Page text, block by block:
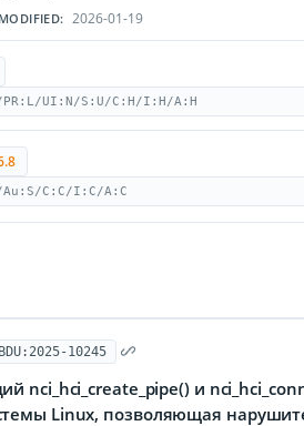
MODIFIED: 2026-01-19
PR:L/UI:N/S:U/C:H/I:H/A:H
Au:S/C:C/I:C/A:C
BDU:2025-10245
nci_hci_create_pipe() и
Linux, позволяющая